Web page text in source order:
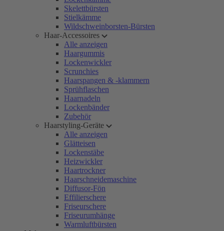
Skelettbürsten
Stielkämme
Wildschweinborsten-Bürsten
Haar-Accessoires
Alle anzeigen
Haargummis
Lockenwickler
Scrunchies
Haarspangen & -klammern
Sprühflaschen
Haarnadeln
Lockenbänder
Zubehör
Haarstyling-Geräte
Alle anzeigen
Glätteisen
Lockenstäbe
Heizwickler
Haartrockner
Haarschneidemaschine
Diffusor-Fön
Effilierschere
Friseurschere
Friseurumhänge
Warmluftbürsten